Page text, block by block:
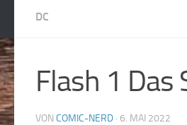
DC
Flash 1 Das
VON COMIC-NERD · 6. MAI 2022